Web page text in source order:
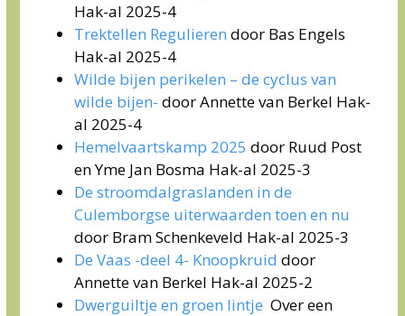
Hak-al 2025-4
Trektellen Regulieren door Bas Engels
Hak-al 2025-4
Wilde bijen perikelen – de cyclus van
wilde bijen- door Annette van Berkel Hak-
al 2025-4
Hemelvaartskamp 2025 door Ruud Post
en Yme Jan Bosma Hak-al 2025-3
De stroomdalgraslanden in de
Culemborgse uiterwaarden toen en nu
door Bram Schenkeveld Hak-al 2025-3
De Vaas -deel 4- Knoopkruid door
Annette van Berkel Hak-al 2025-2
Dwerguiltje en groen lintje Over een